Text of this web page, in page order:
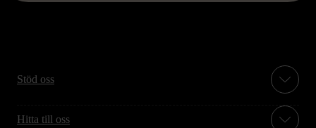
Stöd oss
Hitta till oss